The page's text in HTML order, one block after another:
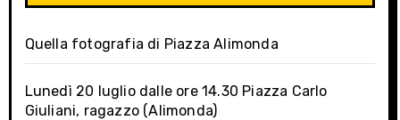
Quella fotografia di Piazza Alimonda
Lunedì 20 luglio dalle ore 14.30 Piazza Carlo
Giuliani, ragazzo (Alimonda)